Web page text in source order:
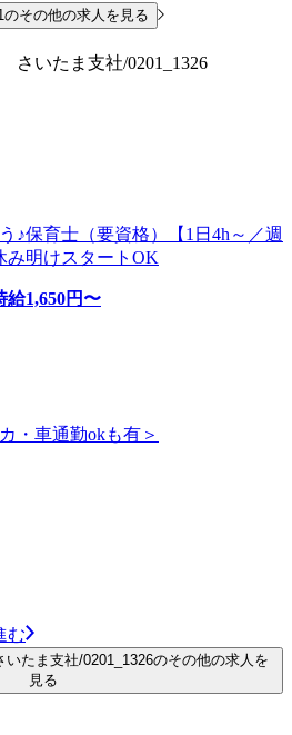
その他の求人を見る
いたま支社/0201_1326
♪保育士（要資格）【1日4h～／週
明けスタートOK
給1,650円〜
・車通勤okも有＞
む
たま支社/0201_1326のその他の求人を
見る